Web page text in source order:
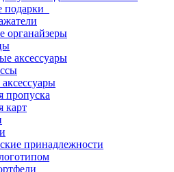
подарки
органайзеры
аксессуары
пропуска
карт
принадлежности